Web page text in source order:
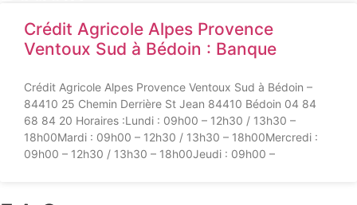
Crédit Agricole Alpes Provence
Ventoux Sud à Bédoin : Banque
Crédit Agricole Alpes Provence Ventoux Sud à Bédoin –
84410 25 Chemin Derrière St Jean 84410 Bédoin 04 84
68 84 20 Horaires :Lundi : 09h00 – 12h30 / 13h30 –
18h00Mardi : 09h00 – 12h30 / 13h30 – 18h00Mercredi :
09h00 – 12h30 / 13h30 – 18h00Jeudi : 09h00 –